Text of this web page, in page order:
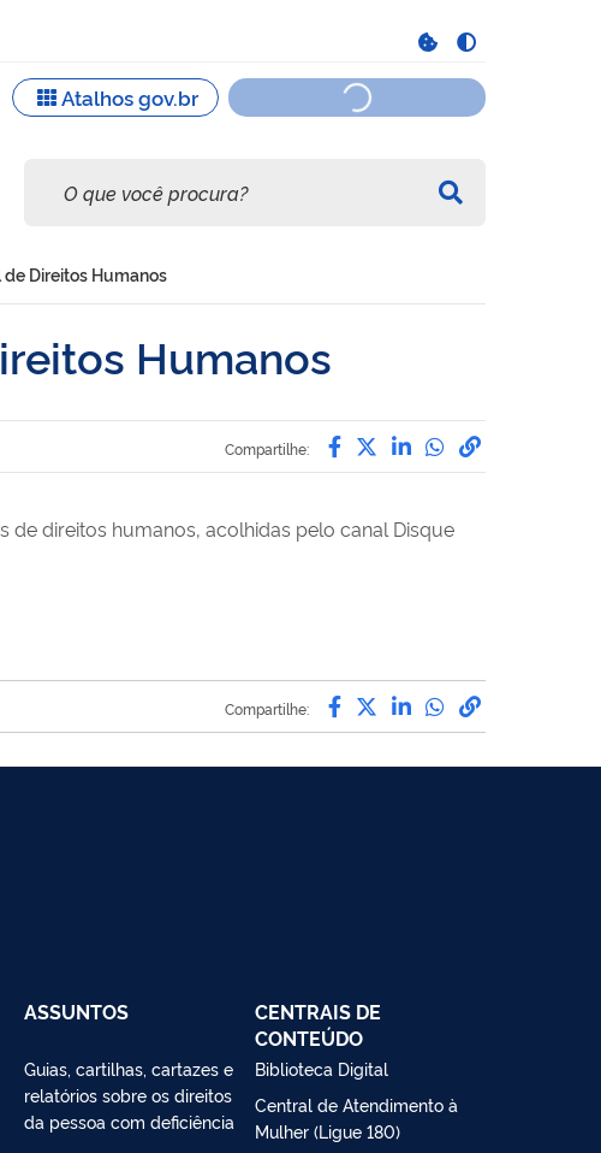
Direitos Humanos
Humanos
Compartilhe: Compartilhe por
Compartilhe por
Compartilhe por
Compartilhe
link para
direitos humanos, acolhidas pelo canal Disque
Compartilhe: Compartilhe por
Compartilhe por
Compartilhe por
Compartilhe
link para
ASSUNTOS
Guias, cartilhas, cartazes e
relatórios sobre os direitos
da pessoa com deficiência
CENTRAIS DE
CONTEÚDO
Biblioteca Digital
Central de Atendimento à
Mulher (Ligue 180)